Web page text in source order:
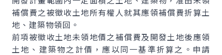
補償費之被徵收土地所有權人就其應領補償費折算土
地、建築物領回。
前項被徵收土地未領地價之補償費及開發土地後應領
土地、建築物之計價，應以同一基準折算之。申請